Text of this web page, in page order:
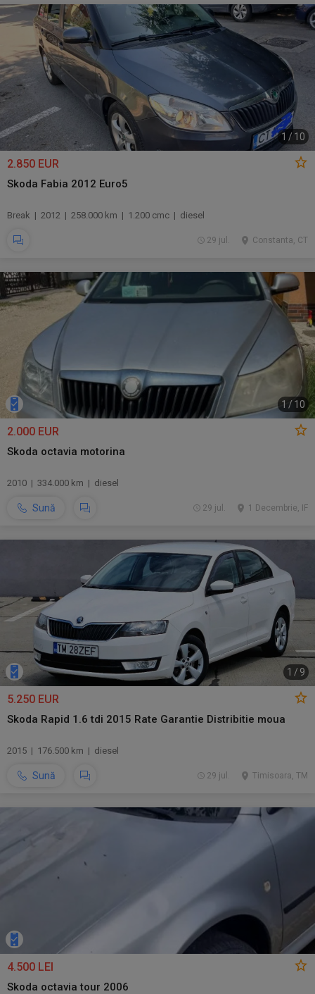
1 / 10
2.850 EUR
Skoda Fabia 2012 Euro5
Break | 2012 | 258.000 km | 1.200 cmc | diesel
Constanta, CT
29 jul.
1 /10
2.000 EUR
Skoda octavia motorina
2010 | 334.000 km | diesel
Sună 1 Decembrie, IF
29 jul.
1 / 9
5.250 EUR
Skoda Rapid 1.6 tdi 2015 Rate Garantie Distribitie moua
2015 | 176.500 km | diesel
Sună Timisoara, TM
29 jul.
4.500 LEI
Skoda octavia tour 2006